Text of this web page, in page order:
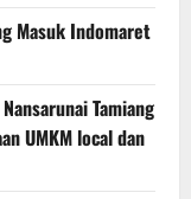
Masuk Indomaret
Tamiang
UMKM local dan